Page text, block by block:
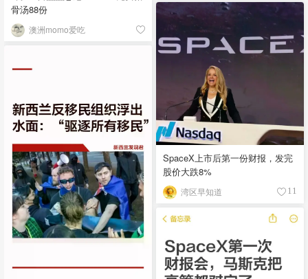
骨汤88份
澳洲momo爱吃
SpaceX上市后第一份财报，发完
股价大跌8%
湾区早知道 11